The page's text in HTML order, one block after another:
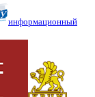
информационный